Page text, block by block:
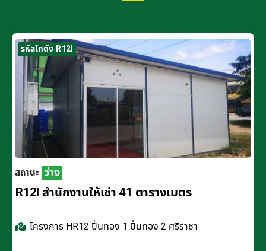
รหัสโกดัง R12I
สถานะ ว่าง
R12I สำนักงานให้เช่า 41 ตารางเมตร
โครงการ HR12 ปิ่นทอง 1 ปิ่นทอง 2 ศรีราชา